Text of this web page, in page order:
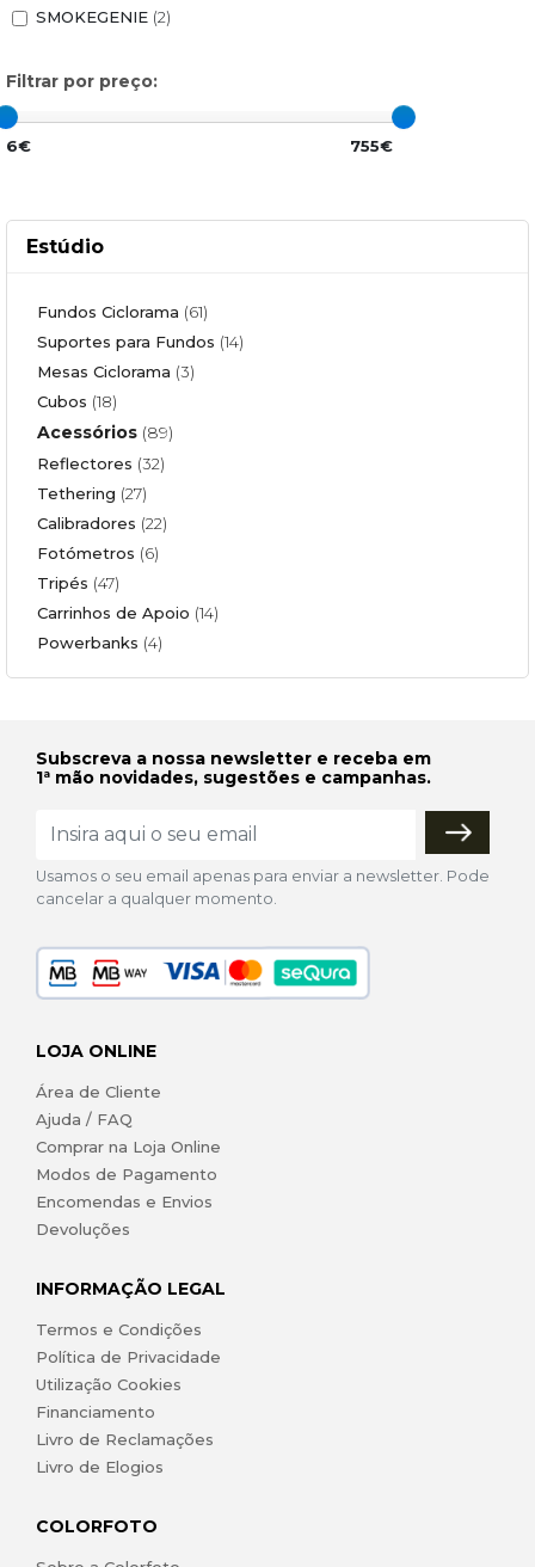
SMOKEGENIE (2)
Filtrar por preço:
6€ 755€
Estúdio
Fundos Ciclorama (61)
Suportes para Fundos (14)
Mesas Ciclorama (3)
Cubos (18)
Acessórios (89)
Reflectores (32)
Tethering (27)
Calibradores (22)
Fotómetros (6)
Tripés (47)
Carrinhos de Apoio (14)
Powerbanks (4)
Subscreva a nossa newsletter e receba em
1ª mão novidades, sugestões e campanhas.
Usamos o seu email apenas para enviar a newsletter. Pode
cancelar a qualquer momento.
LOJA ONLINE
Área de Cliente
Ajuda / FAQ
Comprar na Loja Online
Modos de Pagamento
Encomendas e Envios
Devoluções
INFORMAÇÃO LEGAL
Termos e Condições
Política de Privacidade
Utilização Cookies
Financiamento
Livro de Reclamações
Livro de Elogios
COLORFOTO